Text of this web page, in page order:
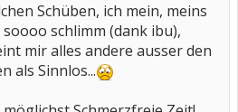
Schüben, ich mein, meins
schlimm (dank ibu),
mir alles andere ausser den
als Sinnlos...